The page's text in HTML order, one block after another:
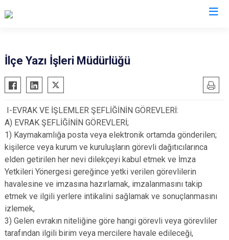
Aliağa
Balçova
Bayındır
Bergama
Beydağ
Bornova
Buca
Çeşme
Çiğli
Dikili
Güzelbahçe
Karaburun
Karşıyaka
Kemalpaşa
Kınık
Kiraz
Menderes
Ödemiş
Selçuk
Tire
Torbalı
Karabağlar
İlçe Yazı İşleri Müdürlüğü
I-EVRAK VE İŞLEMLER ŞEFLİĞİNİN GÖREVLERİ:
A) EVRAK ŞEFLİĞİNİN GÖREVLERİ;
1) Kaymakamlığa posta veya elektronik ortamda gönderilen;
kişilerce veya kurum ve kuruluşların görevli dağıtıcılarınca
elden getirilen her nevi dilekçeyi kabul etmek ve İmza
Yetkileri Yönergesi gereğince yetki verilen görevlilerin
havalesine ve imzasına hazırlamak, imzalanmasını takip
etmek ve ilgili yerlere intikalini sağlamak ve sonuçlanmasını
izlemek,
3) Gelen evrakın niteliğine göre hangi görevli veya görevliler
tarafından ilgili birim veya mercilere havale edileceği,